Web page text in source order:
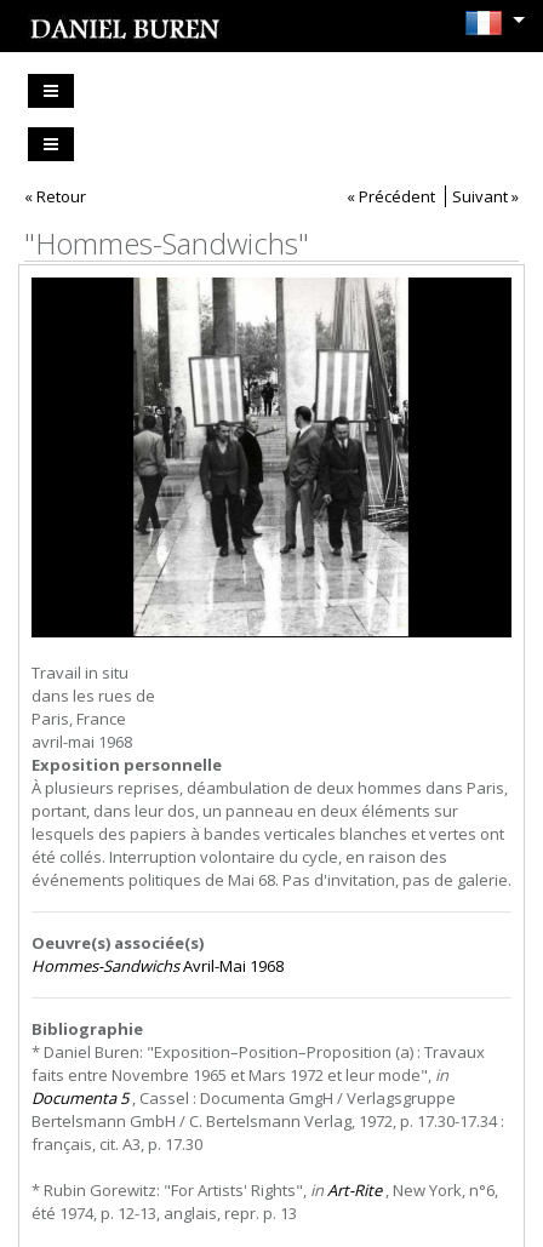
« Retour « Précédent Suivant »
"Hommes-Sandwichs"
Travail in situ
dans les rues de
Paris, France
avril-mai 1968
Exposition personnelle
À plusieurs reprises, déambulation de deux hommes dans Paris,
portant, dans leur dos, un panneau en deux éléments sur
lesquels des papiers à bandes verticales blanches et vertes ont
été collés. Interruption volontaire du cycle, en raison des
événements politiques de Mai 68. Pas d'invitation, pas de galerie.
Oeuvre(s) associée(s)
Hommes-SandwichsAvril-Mai 1968
Bibliographie
* Daniel Buren: "Exposition–Position–Proposition (a) : Travaux
faits entre Novembre 1965 et Mars 1972 et leur mode", in
Documenta 5, Cassel : Documenta GmgH / Verlagsgruppe
Bertelsmann GmbH / C. Bertelsmann Verlag, 1972, p. 17.30-17.34 :
français, cit. A3, p. 17.30
* Rubin Gorewitz: "For Artists' Rights", inArt-Rite, New York, n°6,
été 1974, p. 12-13, anglais, repr. p. 13